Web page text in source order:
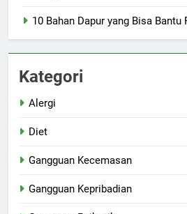
10 Bahan Dapur yang Bisa Bantu
Kategori
Alergi
Diet
Gangguan Kecemasan
Gangguan Kepribadian